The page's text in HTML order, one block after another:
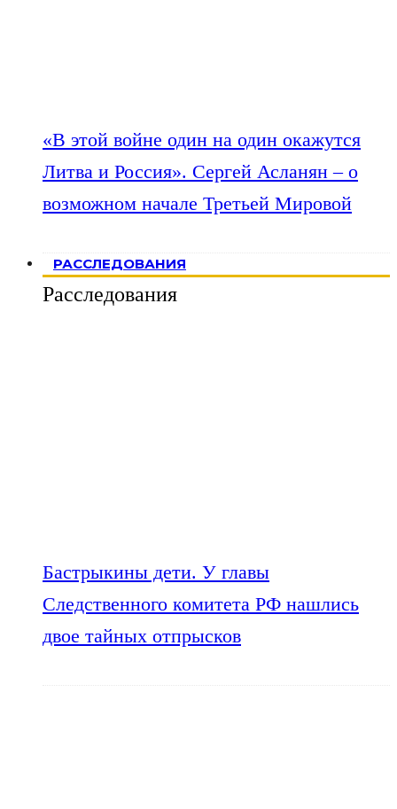
«В этой войне один на один окажутся
Литва и Россия». Сергей Асланян – о
возможном начале Третьей Мировой
РАССЛЕДОВАНИЯ
Расследования
Бастрыкины дети. У главы
Следственного комитета РФ нашлись
двое тайных отпрысков